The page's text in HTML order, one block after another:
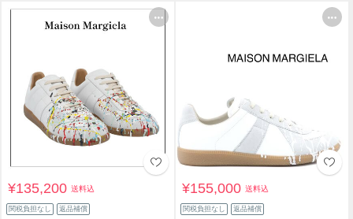
¥135,200送料込
関税負担なし 返品補償
¥155,000送料込
関税負担なし 返品補償